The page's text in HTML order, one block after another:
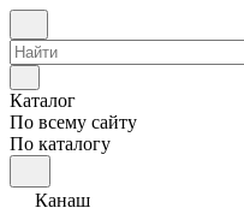
Каталог
По всему сайту
По каталогу
Канаш